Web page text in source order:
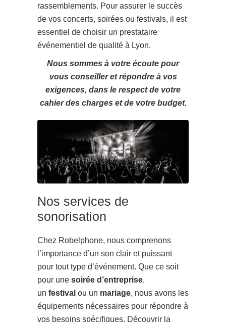
rassemblements. Pour assurer le succès
de vos concerts, soirées ou festivals, il est
essentiel de choisir un prestataire
événementiel de qualité à Lyon.
Nous sommes à votre écoute pour
vous conseiller et répondre à vos
exigences, dans le respect de votre
cahier des charges et de votre budget.
Nos services de
sonorisation
Chez Robelphone, nous comprenons
l’importance d’un son clair et puissant
pour tout type d’événement. Que ce soit
pour une soirée d’entreprise,
un festival ou un mariage, nous avons les
équipements nécessaires pour répondre à
vos besoins spécifiques. Découvrir la